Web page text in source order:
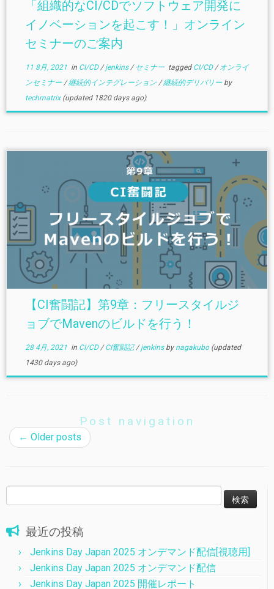
「組織的なCI/CDでソフトウェア開発に
イノベーションを起こす！」オンライン
セミナーのご案内
11 8月, 2021in CI/CD/jenkins/ セミナー tagged CI/CD/オンライ
ンセミナー /継続的インテグレーション /継続的デリバリー by
techmatrix(updated 1820 days ago)
【CI奮闘記】第9章：フリースタイルジ
ョブでMavenのビルドを行う！
28 4月, 2021in CI/CD/CI奮闘記/jenkins by nagakubo(updated
1430 days ago)
Post navigation
← Older posts
索:
最近の投稿
Jenkins Day Japan 2025 オンデマンド配信[視聴用]
Jenkins Day Japan 2025 オンデマンド配信
Jenkins Day Japan 2025 開催レポート